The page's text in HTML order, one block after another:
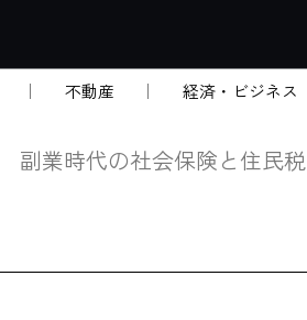
不動産 経済・ビジネス
副業時代の社会保険と住民税